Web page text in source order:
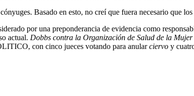
Basado en esto, no creí que fuera necesario que
por una preponderancia de evidencia como
actual. Dobbs contra la Organización de Salud de la Mujer
con cinco jueces votando para anularciervo y